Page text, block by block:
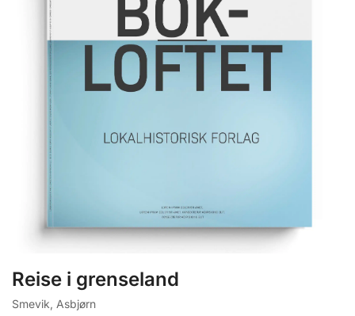
Reise i grenseland
Smevik, Asbjørn